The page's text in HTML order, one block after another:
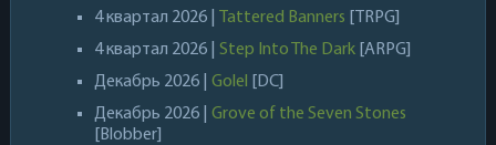
4 квартал 2026 |
Tattered Banners
[TRPG]
4 квартал 2026 | Step Into The Dark [ARPG]
Декабрь 2026 | Golel
[DC]
Декабрь 2026 | Grove of the Seven Stones
[Blobber]